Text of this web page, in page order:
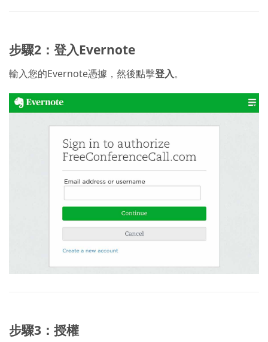
步驟2：登入Evernote
輸入您的Evernote憑據，然後點擊登入。
步驟3：授權